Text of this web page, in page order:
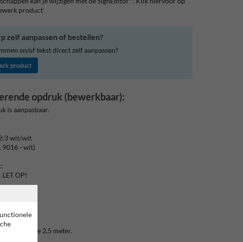
product'
zelf aanpassen of bestellen?
en/of tekst direct zelf aanpassen?
product
opdruk (bewerkbaar):
is aanpasbaar.
wit/wit
9016 - wit)
OP!
2,5 meter.